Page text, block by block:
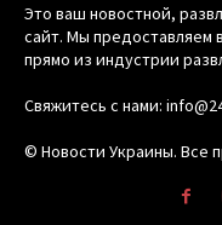
Это ваш новостной,
сайт. Мы предоставляем
прямо из индустрии
Свяжитесь с нами:
© Новости Украины. Все